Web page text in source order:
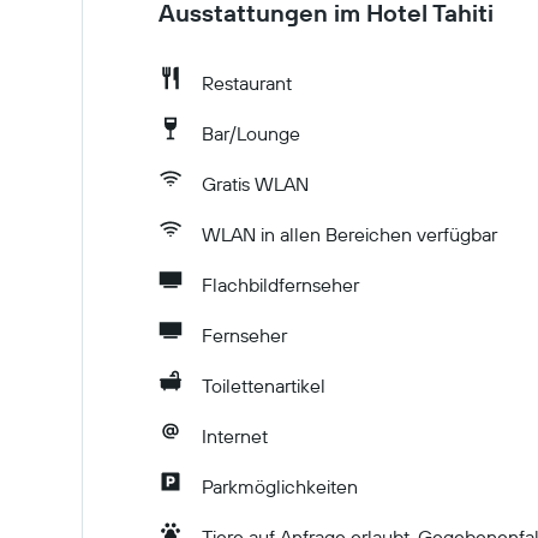
Ausstattungen im Hotel Tahiti
Restaurant
Bar/Lounge
Gratis WLAN
WLAN in allen Bereichen verfügbar
Flachbildfernseher
Fernseher
Toilettenartikel
Internet
Parkmöglichkeiten